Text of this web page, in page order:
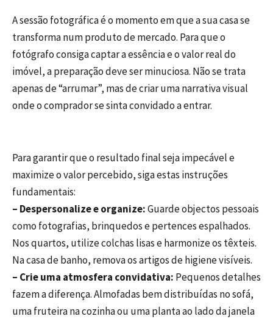
A sessão fotográfica é o momento em que a sua casa se
transforma num produto de mercado. Para que o
fotógrafo consiga captar a essência e o valor real do
imóvel, a preparação deve ser minuciosa. Não se trata
apenas de “arrumar”, mas de criar uma narrativa visual
onde o comprador se sinta convidado a entrar.
Para garantir que o resultado final seja impecável e
maximize o valor percebido, siga estas instruções
fundamentais:
– Despersonalize e organize:Guarde objectos pessoais
como fotografias, brinquedos e pertences espalhados.
Nos quartos, utilize colchas lisas e harmonize os têxteis.
Na casa de banho, remova os artigos de higiene visíveis.
– Crie uma atmosfera convidativa: Pequenos detalhes
fazem a diferença. Almofadas bem distribuídas no sofá,
uma fruteira na cozinha ou uma planta ao lado da janela